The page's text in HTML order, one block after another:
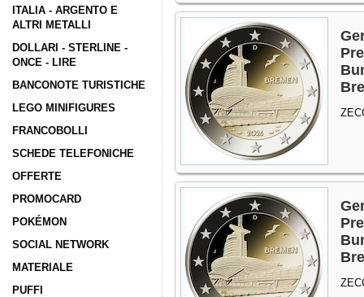
ITALIA - ARGENTO E
ALTRI METALLI
DOLLARI - STERLINE -
ONCE - LIRE
BANCONOTE TURISTICHE
LEGO MINIFIGURES
FRANCOBOLLI
SCHEDE TELEFONICHE
OFFERTE
PROMOCARD
POKÉMON
SOCIAL NETWORK
MATERIALE
PUFFI